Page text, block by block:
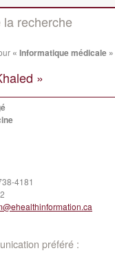
recherche
« Informatique médicale »
»
4181
préféré :